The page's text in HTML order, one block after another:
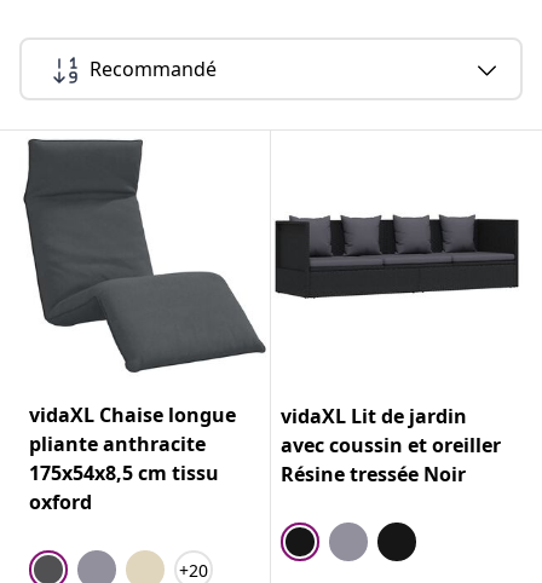
Recommandé
vidaXL Chaise longue
pliante anthracite
175x54x8,5 cm tissu
oxford
+20
vidaXL Lit de jardin
avec coussin et oreiller
Résine tressée Noir